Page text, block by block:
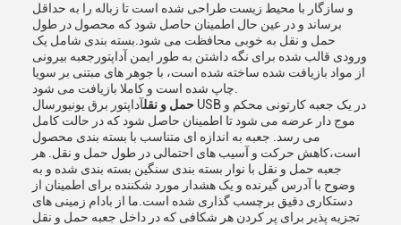
و سازگار با محیط زیست طراحی شده است تا زباله را به حداقل
برساند و در عین حال اطمینان حاصل شود که محصول در طول
حمل و نقل به خوبی محافظت می شود.بسته بندی شامل یک
ورودی قالب شده برای نگه داشتن به طور ایمن آداپتورجعبه بیرونی
از مواد بازیافت شده ساخته شده است، با جوهر های مبتنی بر سویا
حمل و نقلآداپتور برق یونیورسال USB در یک جعبه کارتونی محکم و
موج دار عرضه می شود تا اطمینان حاصل شود که در حالت کامل
می رسد. جعبه به اندازه ای متناسب با بسته بندی محصول
است،کاهش حرکت و آسیب های احتمالی در طول حمل و نقل. هر
جعبه حمل و نقل با نوار بسته بندی سنگین بسته بندی شده و به
وضوح با آدرس گیرنده و یک هشدار مورد شکننده برای اطمینان از
دستکاری دقیق برچسب گذاری شده است.ما از بادام زمینی های
تجزیه پذیر برای پر کردن هر شکافی که در داخل جعبه حمل و نقل